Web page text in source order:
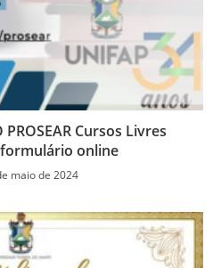
PROSEAR Cursos Livres
online
maio de 2024